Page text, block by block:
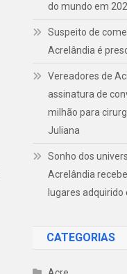
do mundo em
Suspeito de
Acrelândia é
Vereadores de
assinatura de
milhão para
Juliana
Sonho dos
Acrelândia
lugares
CATEGORIAS